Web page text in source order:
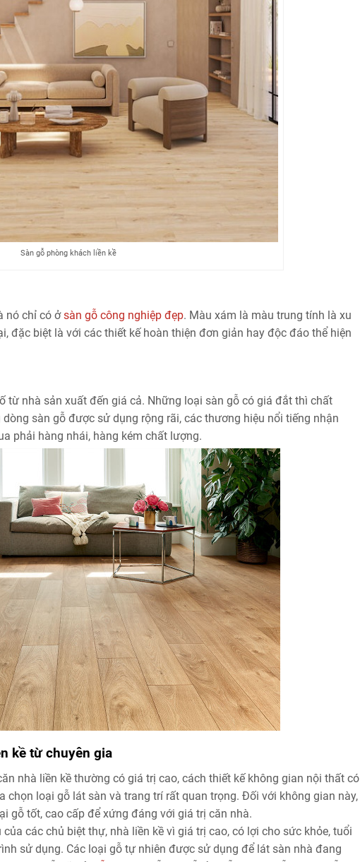
Sàn gỗ phòng khách liền kề
nó chỉ có ởsàn gỗ công nghiệp đẹp. Màu xám là màu trung tính là xu
đặc biệt là với các thiết kế hoàn thiện đơn giản hay độc đáo thể hiện
từ nhà sản xuất đến giá cả. Những loại sàn gỗ có giá đắt thì chất
sàn gỗ được sử dụng rộng rãi, các thương hiệu nổi tiếng nhận
phải hàng nhái, hàng kém chất lượng.
kề từ chuyên gia
nhà liền kề thường có giá trị cao, cách thiết kế không gian nội thất có
chọn loại gỗ lát sàn và trang trí rất quan trọng. Đối với không gian này,
gỗ tốt, cao cấp để xứng đáng với giá trị căn nhà.
các chủ biệt thự, nhà liền kề vì giá trị cao, có lợi cho sức khỏe, tuổi
sử dụng. Các loại gỗ tự nhiên được sử dụng để lát sàn nhà đang